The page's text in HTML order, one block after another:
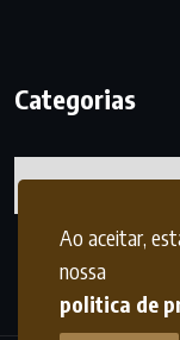
Ao aceitar,
nossa
politica de
Categorias